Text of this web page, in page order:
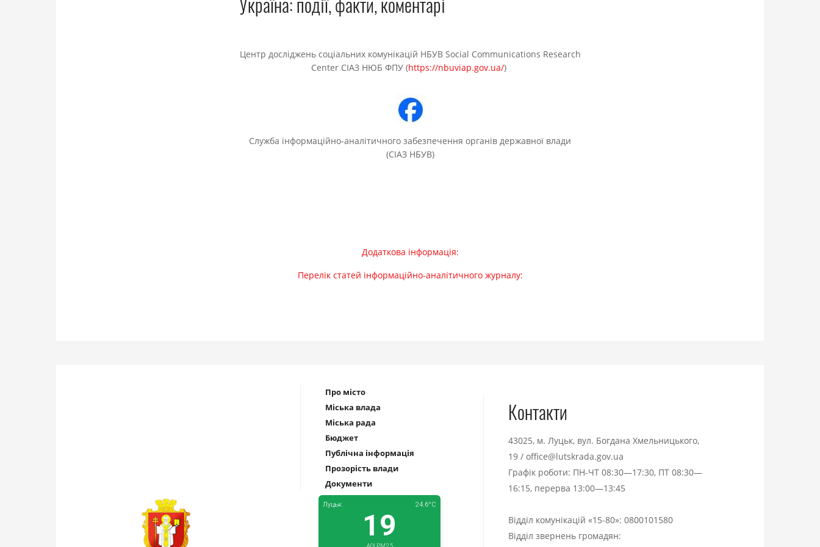
Україна: події, факти, коментарі
Центр досліджень соціальних комунікацій НБУВ Social Communications Research
Center СІАЗ НЮБ ФПУ (https://nbuviap.gov.ua/)
Служба інформаційно-аналітичного забезпечення органів державної влади
(СІАЗ НБУВ)
Додаткова інформація:
Перелік статей інформаційно-аналітичного журналу:
Про місто
Міська влада
Міська рада
Бюджет
Публічна інформація
Прозорість влади
Документи
Контакти
43025, м. Луцьк, вул. Богдана Хмельницького,
19 / office@lutskrada.gov.ua
Графік роботи: ПН-ЧТ 08:30—17:30, ПТ 08:30—
16:15, перерва 13:00—13:45
Відділ комунікацій «15-80»: 0800101580
Відділ звернень громадян: